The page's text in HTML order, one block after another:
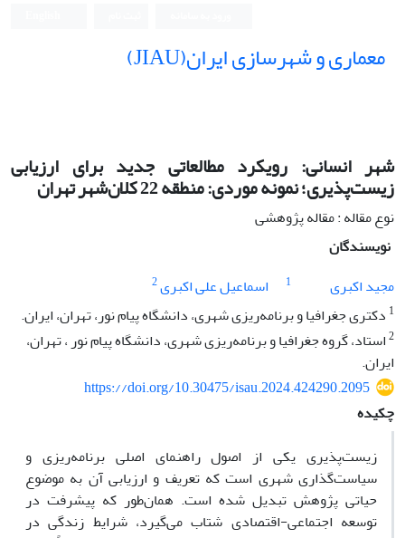
معماری و شهرسازی ایران(JIAU)
شهر انسانی: رویکرد مطالعاتی جدید برای ارزیابی
زیست‌پذیری؛ نمونه موردی: منطقه 22 کلان‌شهر تهران
نوع مقاله : مقاله پژوهشی
نویسندگان
مجید اکبری
1 اسماعیل علی اکبری2
1 دکتری جغرافیا و برنامه‌ریزی شهری، دانشگاه پیام نور، تهران، ایران.
2استاد، گروه جغرافیا و برنامه‌ریزی شهری، دانشگاه پیام نور ، تهران،
ایران.
https://doi.org/10.30475/isau.2024.424290.2095
چکیده
زیست‌پذیری یکی از اصول راهنمای اصلی برنامه‌ریزی و
سیاست‌گذاری شهری است که تعریف و ارزیابی آن به موضوع
حیاتی پژوهش تبدیل شده است. همان‌طور که پیشرفت در
توسعه اجتماعی-اقتصادی شتاب می‌گیرد، شرایط زندگی در